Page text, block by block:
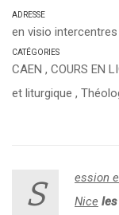
ADRESSE
en visio intercentres
CATÉGORIES
CAEN , COURS EN
et liturgique ,
S
ession
Nice le